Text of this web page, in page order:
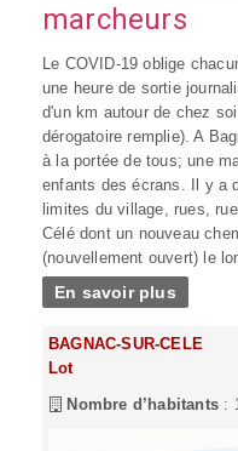
marcheurs
Le COVID-19 oblige
une heure de sortie
d'un km autour de chez
dérogatoire remplie). A
à la portée de tous; une
enfants des écrans. Il y a
limites du village, rues,
Célé dont un nouveau
(nouvellement ouvert) le
En savoir plus
BAGNAC-SUR-CELE
Lot
Nombre d’habitants :